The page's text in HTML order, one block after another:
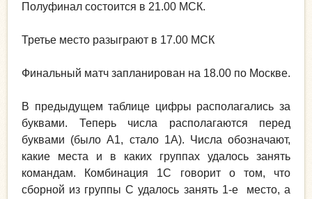
Полуфинал состоится в 21.00 МСК.
Третье место разыграют в 17.00 МСК
Финальный матч запланирован на 18.00 по Москве.
В предыдущем таблице цифры располагались за
буквами. Теперь числа располагаются перед
буквами (было А1, стало 1А). Числа обозначают,
какие места и в каких группах удалось занять
командам. Комбинация 1С говорит о том, что
сборной из группы С удалось занять 1-е место, а